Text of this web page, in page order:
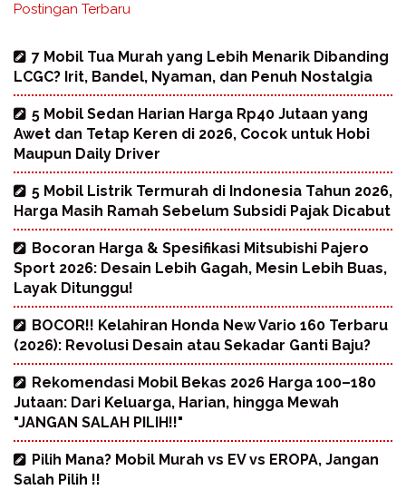
Postingan Terbaru
7 Mobil Tua Murah yang Lebih Menarik Dibanding
LCGC? Irit, Bandel, Nyaman, dan Penuh Nostalgia
5 Mobil Sedan Harian Harga Rp40 Jutaan yang
Awet dan Tetap Keren di 2026, Cocok untuk Hobi
Maupun Daily Driver
5 Mobil Listrik Termurah di Indonesia Tahun 2026,
Harga Masih Ramah Sebelum Subsidi Pajak Dicabut
Bocoran Harga & Spesifikasi Mitsubishi Pajero
Sport 2026: Desain Lebih Gagah, Mesin Lebih Buas,
Layak Ditunggu!
BOCOR!! Kelahiran Honda New Vario 160 Terbaru
(2026): Revolusi Desain atau Sekadar Ganti Baju?
Rekomendasi Mobil Bekas 2026 Harga 100–180
Jutaan: Dari Keluarga, Harian, hingga Mewah
"JANGAN SALAH PILIH!!"
Pilih Mana? Mobil Murah vs EV vs EROPA, Jangan
Salah Pilih !!